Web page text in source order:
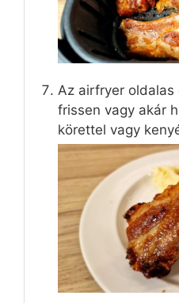
Az airfryer oldalas
frissen vagy akár
körettel vagy